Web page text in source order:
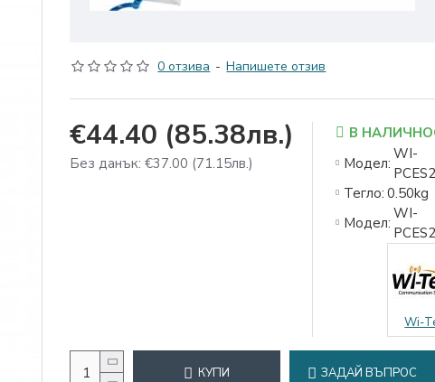
0 отзива - Напишете отзив
€44.40 (85.38лв.)
Без данък: €37.00 (71.15лв.)
В
Модел:
WI-
Тегло: 0.50kg
Модел:
WI-
Wi-
КУПИ ЗАДАЙ ВЪПРОС